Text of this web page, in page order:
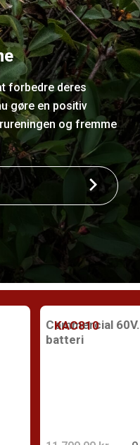
forbedre deres
gøre en positiv
og fremme
KAC810
Commercial
batteri